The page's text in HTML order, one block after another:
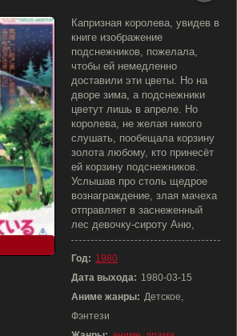
Капризная королева, увидев в
книге изображение
подснежников, пожелала,
чтобы ей немедленно
доставили эти цветы. Но на
дворе зима, а подснежники
цветут лишь в апреле. Но
королева, не желая никого
слушать, пообещала корзину
золота любому, кто принесёт
ей корзину подснежников.
Услышав про столь щедрое
вознаграждение, злая мачеха
отправляет в заснеженный
лес девочку-сироту Аню,
Год: 1980
Дата выхода: 1980-03-15
Аниме жанры: Детское,
Фэнтези